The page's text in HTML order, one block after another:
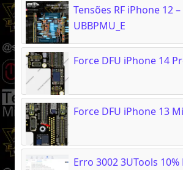
Tensões RF iPhone 12
UBBPMU_E
Force DFU iPhone 14
Force DFU iPhone 13
Erro 3002 3UTools